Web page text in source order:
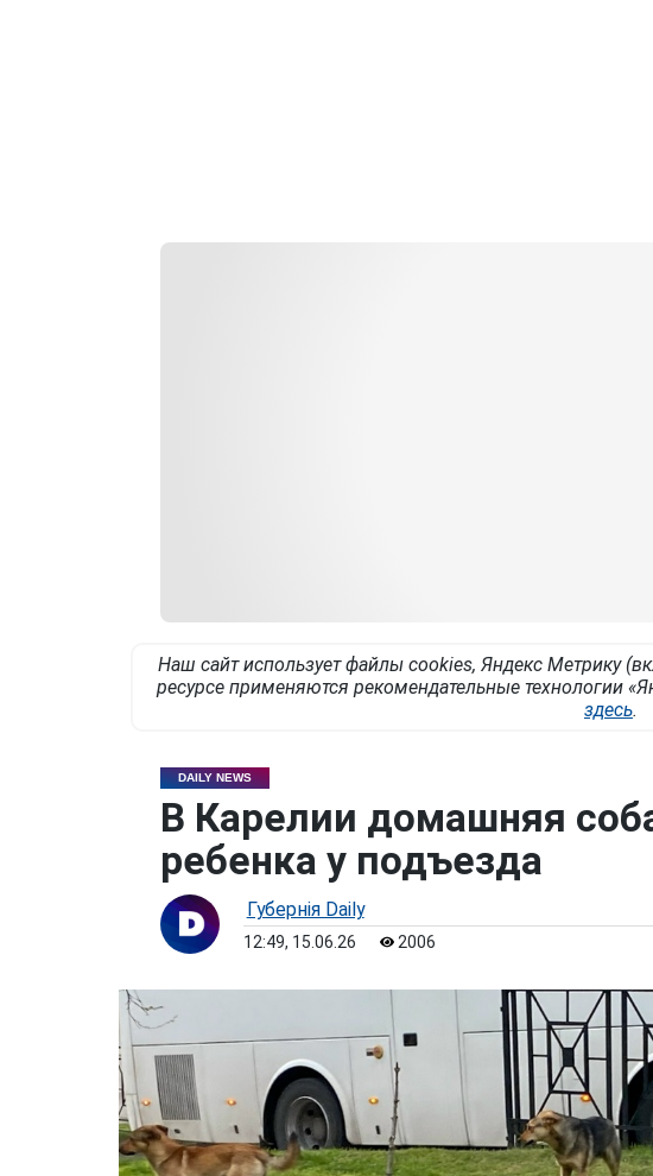
Наш сайт использует файлы cookies, Яндекс Метрику
ресурсе применяются рекомендательные технологии
здесь.
DAILY NEWS
В Карелии домашняя
ребенка у подъезда
Губернiя Daily
12:49, 15.06.26 2006